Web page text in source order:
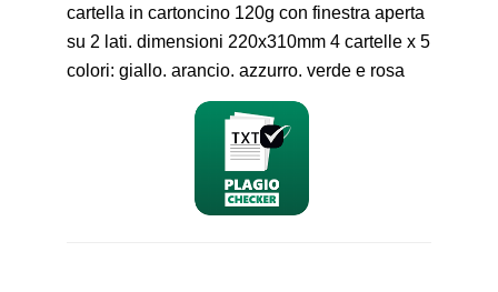
cartella in cartoncino 120g con finestra aperta
su 2 lati. dimensioni 220x310mm 4 cartelle x 5
colori: giallo. arancio. azzurro. verde e rosa